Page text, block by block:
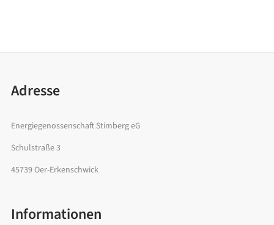
Adresse
Energiegenossenschaft Stimberg eG
Schulstraße 3
45739 Oer-Erkenschwick
Informationen